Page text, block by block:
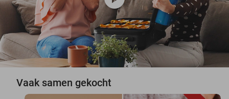
Vaak samen gekocht